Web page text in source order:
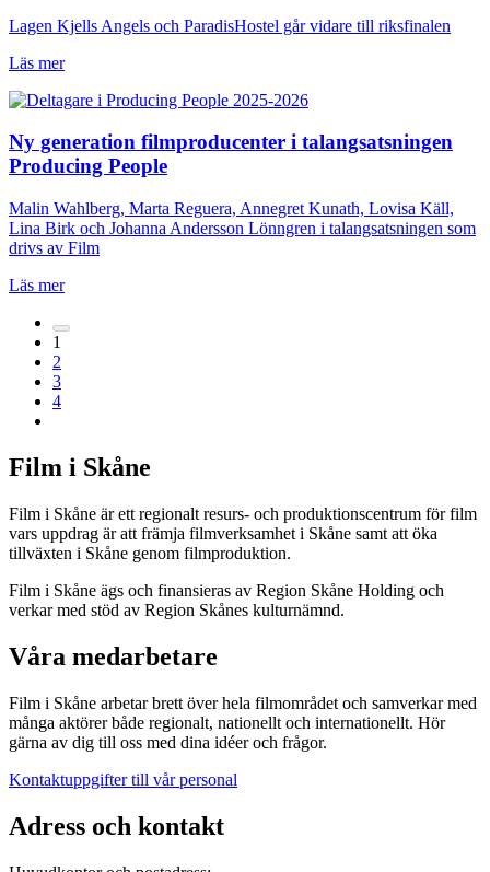
Lagen Kjells Angels och ParadisHostel går vidare till riksfinalen
Läs mer
Ny generation filmproducenter i talangsatsningen
Producing People
Malin Wahlberg, Marta Reguera, Annegret Kunath, Lovisa Käll,
Lina Birk och Johanna Andersson Lönngren i talangsatsningen som
drivs av Film
Läs mer
1
2
3
4
Film i Skåne
Film i Skåne är ett regionalt resurs- och produktionscentrum för film
vars uppdrag är att främja filmverksamhet i Skåne samt att öka
tillväxten i Skåne genom filmproduktion.
Film i Skåne ägs och finansieras av Region Skåne Holding och
verkar med stöd av Region Skånes kulturnämnd.
Våra medarbetare
Film i Skåne arbetar brett över hela filmområdet och samverkar med
många aktörer både regionalt, nationellt och internationellt. Hör
gärna av dig till oss med dina idéer och frågor.
Kontaktuppgifter till vår personal
Adress och kontakt